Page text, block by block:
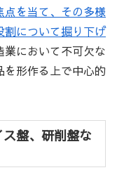
点を当て、その多様
割について掘り下げ
において不可欠な
を形作る上で中心的
盤、研削盤な